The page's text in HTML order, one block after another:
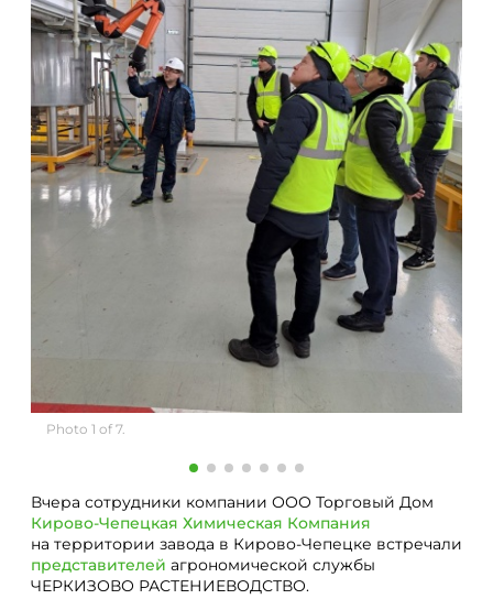
Photo 1 of 7.
Вчера сотрудники компании ООО Торговый Дом
Кирово-Чепецкая Химическая Компания
на территории завода в Кирово-Чепецке встречали
представителей агрономической службы
ЧЕРКИЗОВО РАСТЕНИЕВОДСТВО.